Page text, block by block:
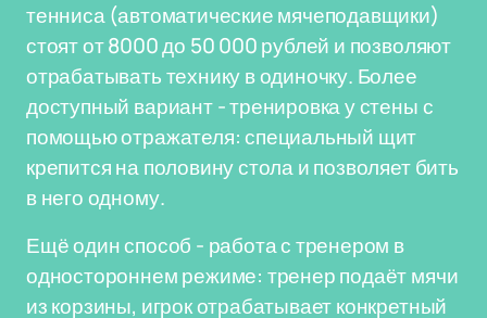
тенниса (автоматические мячеподавщики)
стоят от 8000 до 50 000 рублей и позволяют
отрабатывать технику в одиночку. Более
доступный вариант - тренировка у стены с
помощью отражателя: специальный щит
крепится на половину стола и позволяет бить
в него одному.
Ещё один способ - работа с тренером в
одностороннем режиме: тренер подаёт мячи
из корзины, игрок отрабатывает конкретный